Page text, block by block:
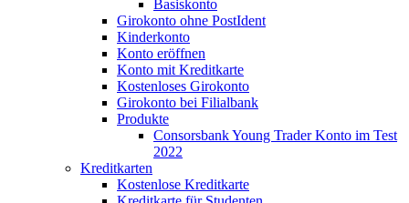
Basiskonto
Girokonto ohne PostIdent
Kinderkonto
Konto eröffnen
Konto mit Kreditkarte
Kostenloses Girokonto
Girokonto bei Filialbank
Produkte
Consorsbank Young Trader Konto im Test
2022
Kreditkarten
Kostenlose Kreditkarte